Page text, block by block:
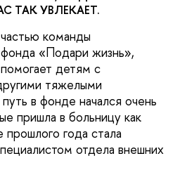
ТАК УВЛЕКАЕТ.
команды
фонда «Подари жизнь»,
детям с
тяжелыми
в фонде начался очень
пришла в больницу как
прошлого года стала
отдела внешних